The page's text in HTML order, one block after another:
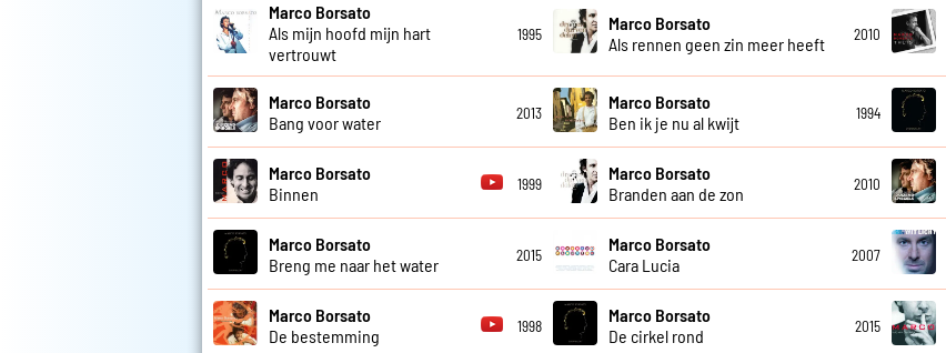
Marco Borsato
Als mijn hoofd mijn hart
vertrouwt
1995
Marco Borsato
Als rennen geen zin meer heeft
2010
Marco Borsato
Bang voor water
2013
Marco Borsato
Ben ik je nu al kwijt
1994
Marco Borsato
Binnen
1999
Marco Borsato
Branden aan de zon
2010
Marco Borsato
Breng me naar het water
2015
Marco Borsato
Cara Lucia
2007
Marco Borsato
De bestemming
1998
Marco Borsato
De cirkel rond
2015